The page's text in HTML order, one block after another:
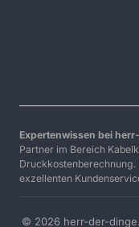
Expertenwissen bei
Partner im Bereich
Druckkostenberechnung.
exzellenten
© 2026 herr-der-